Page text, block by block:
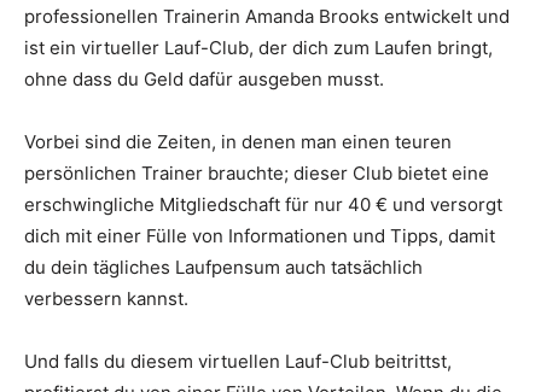
professionellen Trainerin Amanda Brooks entwickelt und
ist ein virtueller Lauf-Club, der dich zum Laufen bringt,
ohne dass du Geld dafür ausgeben musst.
Vorbei sind die Zeiten, in denen man einen teuren
persönlichen Trainer brauchte; dieser Club bietet eine
erschwingliche Mitgliedschaft für nur 40 € und versorgt
dich mit einer Fülle von Informationen und Tipps, damit
du dein tägliches Laufpensum auch tatsächlich
verbessern kannst.
Und falls du diesem virtuellen Lauf-Club beitrittst,